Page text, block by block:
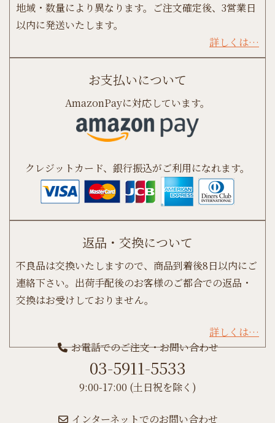
地域・数量により異なります。ご注文確定後、3営業日
以内に発送いたします。
詳しくは…
お支払いについて
AmazonPayに対応しています。
クレジットカード、銀行振込がご利用になれます。
返品・交換について
不良品は交換いたしますので、商品到着後8日以内にご
連絡下さい。出荷手配後のお客様のご都合での返品・
交換はお受けしておりません。
詳しくは…
お電話でのご注文・お問い合わせ
03-5911-5533
9:00-17:00 (土日祝を除く)
インターネットでのお問い合わせ